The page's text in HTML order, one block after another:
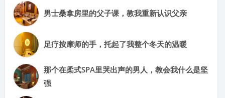
男士桑拿房里的父子课，教我重新认识父亲
足疗按摩师的手，托起了我整个冬天的温暖
那个在柔式SPA里哭出声的男人，教会我什么是坚
强